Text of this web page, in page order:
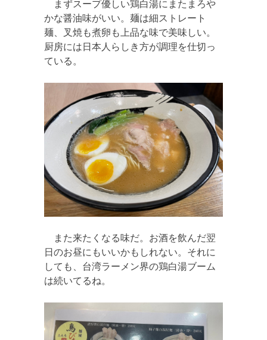
まずスープ優しい鶏白湯にまたまろや
かな醤油味がいい。麺は細ストレート
麺、叉焼も煮卵も上品な味で美味しい。
厨房には日本人らしき方が調理を仕切っ
ている。
また来たくなる味だ。お酒を飲んだ翌
日のお昼にもいいかもしれない。それに
しても、台湾ラーメン界の鶏白湯ブーム
は続いてるね。